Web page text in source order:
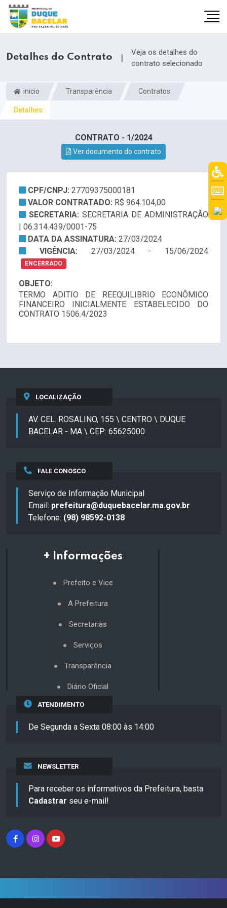
Detalhes do Contrato |
Veja os detalhes do
contrato selecionado
inicio Transparência Contratos
Detalhes
CONTRATO - 1/2024
Ver documento do contrato
CPF/CNPJ: 27709375000181
VALOR CONTRATADO: R$ 964.104,00
SECRETARIA: SECRETARIA DE ADMINISTRAÇÃO
| 06.314.439/0001-75
DATA DA ASSINATURA: 27/03/2024
VIGÊNCIA: 27/03/2024 - 15/06/2024
ENCERRADO
OBJETO:
TERMO ADITIO DE REEQUILIBRIO ECONÔMICO
FINANCEIRO INICIALMENTE ESTABELECIDO DO
CONTRATO 1506.4/2023
LOCALIZAÇÃO
AV. CEL. ROSALINO, 155 \ CENTRO \ DUQUE
BACELAR - MA \ CEP: 65625000
FALE CONOSCO
Serviço de Informação Municipal
Email: prefeitura@duquebacelar.ma.gov.br
Telefone: (98) 98592-0138
+ Informações
Prefeito e Vice
A Prefeitura
Secretarias
Serviços
Transparência
Diário Oficial
ATENDIMENTO
De Segunda a Sexta 08:00 às 14:00
NEWSLETTER
Para receber os informativos da Prefeitura, basta
Cadastrar seu e-mail!